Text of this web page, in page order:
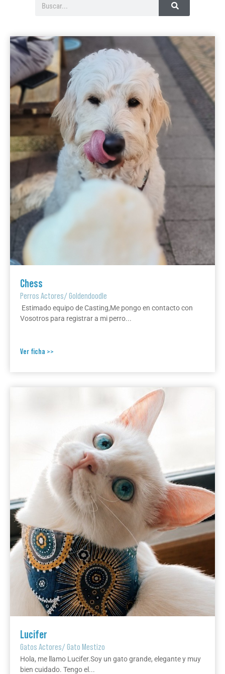
Chess
Perros Actores/Goldendoodle
Estimado equipo de Casting,Me pongo en contacto con
Vosotros para registrar a mi perro...
Ver ficha >>
Lucifer
Gatos Actores/Gato Mestizo
Hola, me llamo Lucifer.Soy un gato grande, elegante y muy
bien cuidado. Tengo el...